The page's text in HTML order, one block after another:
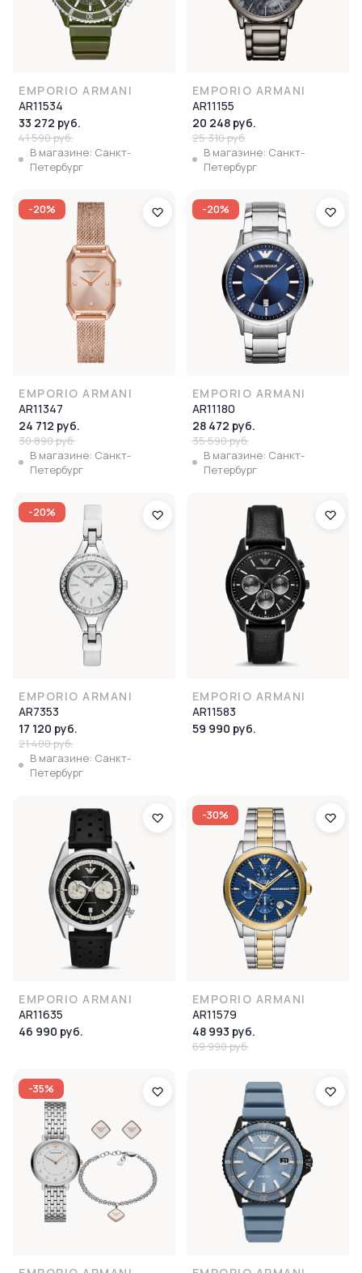
EMPORIO ARMANI
AR11534
33 272 руб.
41 590 руб.
В магазине: Санкт-
Петербург
EMPORIO ARMANI
AR11155
20 248 руб.
25 310 руб.
В магазине: Санкт-
Петербург
-20%
EMPORIO ARMANI
AR11347
24 712 руб.
30 890 руб.
В магазине: Санкт-
Петербург
-20%
EMPORIO ARMANI
AR11180
28 472 руб.
35 590 руб.
В магазине: Санкт-
Петербург
-20%
EMPORIO ARMANI
AR7353
17 120 руб.
21 400 руб.
В магазине: Санкт-
Петербург
EMPORIO ARMANI
AR11583
59 990 руб.
EMPORIO ARMANI
AR11635
46 990 руб.
-30%
EMPORIO ARMANI
AR11579
48 993 руб.
69 990 руб.
-35%